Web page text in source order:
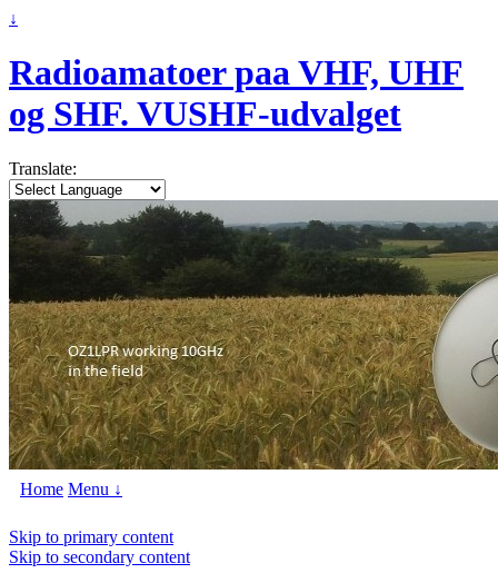
↓
Radioamatoer paa VHF, UHF
og SHF. VUSHF-udvalget
Translate:
Home Menu ↓
Skip to primary content
Skip to secondary content